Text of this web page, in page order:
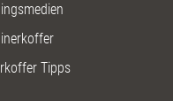
Tipps